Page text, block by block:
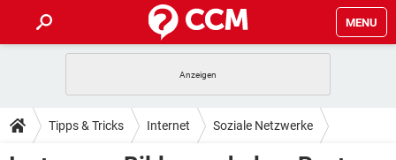
MENU
ANDROID IOS
TIPPS & TRICKS
SPIELE
Tipps & Tricks Internet Soziale Netzwerke